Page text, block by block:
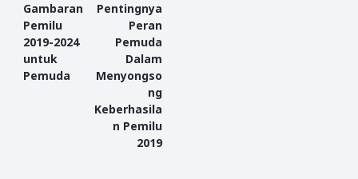
Gambaran
Pemilu
2019-2024
untuk
Pemuda
Pentingnya
Peran
Pemuda
Dalam
Menyongso
ng
Keberhasila
n Pemilu
2019